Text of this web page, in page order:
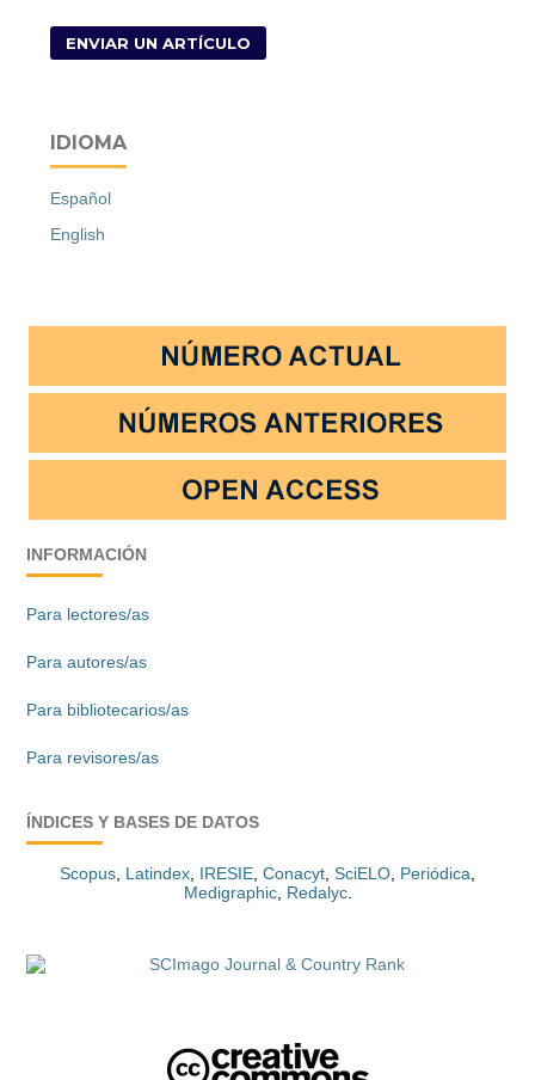
ENVIAR UN ARTÍCULO
IDIOMA
Español
English
INFORMACIÓN
Para lectores/as
Para autores/as
Para bibliotecarios/as
Para revisores/as
ÍNDICES Y BASES DE DATOS
Scopus Latindex IRESIE Conacyt SciELO Periódica
Medigraphic, Redalyc.